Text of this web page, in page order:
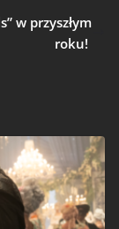
w przyszłym
roku!